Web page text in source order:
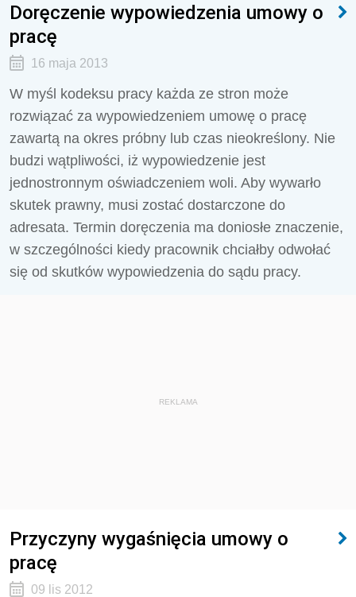
Doręczenie wypowiedzenia umowy o
pracę
16 maja 2013
W myśl kodeksu pracy każda ze stron może
rozwiązać za wypowiedzeniem umowę o pracę
zawartą na okres próbny lub czas nieokreślony. Nie
budzi wątpliwości, iż wypowiedzenie jest
jednostronnym oświadczeniem woli. Aby wywarło
skutek prawny, musi zostać dostarczone do
adresata. Termin doręczenia ma doniosłe znaczenie,
w szczególności kiedy pracownik chciałby odwołać
się od skutków wypowiedzenia do sądu pracy.
REKLAMA
Przyczyny wygaśnięcia umowy o
pracę
09 lis 2012